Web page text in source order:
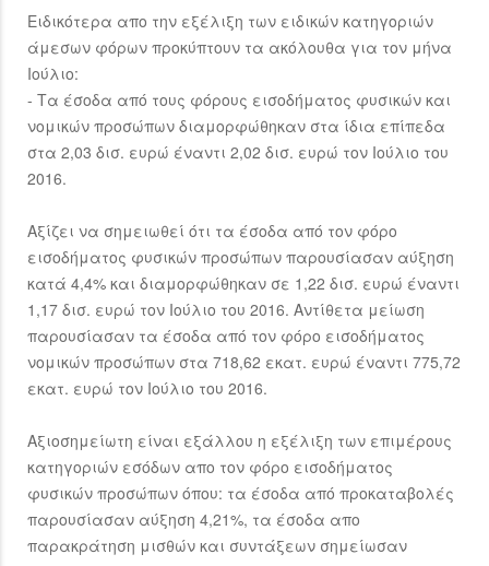
Ειδικότερα απο την εξέλιξη των ειδικών κατηγοριών
άμεσων φόρων προκύπτουν τα ακόλουθα για τον μήνα
Ιούλιο:
- Τα έσοδα από τους φόρους εισοδήματος φυσικών και
νομικών προσώπων διαμορφώθηκαν στα ίδια επίπεδα
στα 2,03 δισ. ευρώ έναντι 2,02 δισ. ευρώ τον Ιούλιο του
2016.
Αξίζει να σημειωθεί ότι τα έσοδα από τον φόρο
εισοδήματος φυσικών προσώπων παρουσίασαν αύξηση
κατά 4,4% και διαμορφώθηκαν σε 1,22 δισ. ευρώ έναντι
1,17 δισ. ευρώ τον Ιούλιο του 2016. Αντίθετα μείωση
παρουσίασαν τα έσοδα από τον φόρο εισοδήματος
νομικών προσώπων στα 718,62 εκατ. ευρώ έναντι 775,72
εκατ. ευρώ τον Ιούλιο του 2016.
Αξιοσημείωτη είναι εξάλλου η εξέλιξη των επιμέρους
κατηγοριών εσόδων απο τον φόρο εισοδήματος
φυσικών προσώπων όπου: τα έσοδα από προκαταβολές
παρουσίασαν αύξηση 4,21%, τα έσοδα απο
παρακράτηση μισθών και συντάξεων σημείωσαν